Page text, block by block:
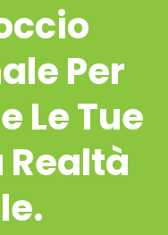
Per
Le Tue
Realtà